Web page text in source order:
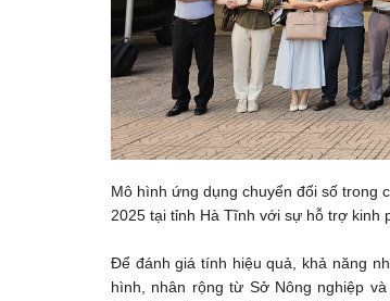
Mô hình ứng dụng chuyển đổi số trong
2025 tại tỉnh Hà Tĩnh với sự hỗ trợ kinh
Để đánh giá tính hiệu quả, khả năng
hình, nhân rộng từ Sở Nông nghiệp